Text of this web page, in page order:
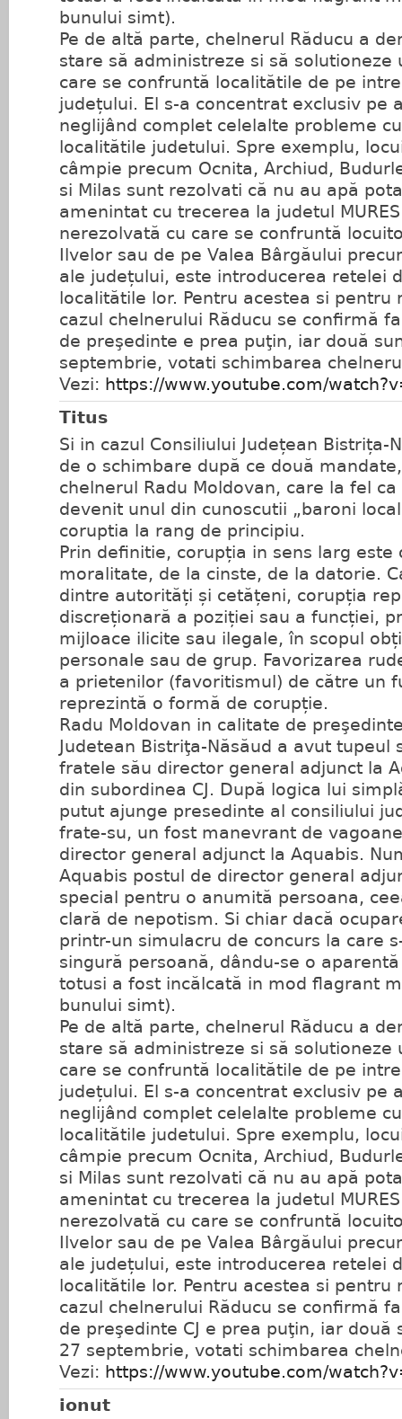
bunului simt).
Pe de altă parte, chelnerul Răducu a
stare să administreze si să solutioneze
care se confruntă localitătile de pe
județului. El s-a concentrat exclusiv pe
neglijând complet celelalte probleme
localitătile judetului. Spre exemplu,
câmpie precum Ocnita, Archiud,
si Milas sunt rezolvati că nu au apă
amenintat cu trecerea la judetul
nerezolvată cu care se confruntă
Ilvelor sau de pe Valea Bârgăului
ale județului, este introducerea retelei
localitătile lor. Pentru acestea si pentru
cazul chelnerului Răducu se confirmă
de preşedinte e prea puţin, iar două
septembrie, votati schimbarea
Vezi: https://www.youtube.com/
Titus
Si in cazul Consiliului Județean Bistrița-
de o schimbare după ce două
chelnerul Radu Moldovan, care la fel ca
devenit unul din cunoscutii „baroni
coruptia la rang de principiu.
Prin definitie, corupția in sens larg este
moralitate, de la cinste, de la datorie.
dintre autorități și cetățeni, corupția
discreționară a poziției sau a funcției,
mijloace ilicite sau ilegale, în scopul
personale sau de grup. Favorizarea
a prietenilor (favoritismul) de către un
reprezintă o formă de corupție.
Radu Moldovan in calitate de
Judetean Bistriţa-Năsăud a avut tupeul
fratele său director general adjunct la
din subordinea CJ. După logica lui
putut ajunge presedinte al consiliului
frate-su, un fost manevrant de
director general adjunct la Aquabis.
Aquabis postul de director general
special pentru o anumită persoana,
clară de nepotism. Si chiar dacă
printr-un simulacru de concurs la care
singură persoană, dându-se o
totusi a fost incălcată in mod flagrant
bunului simt).
Pe de altă parte, chelnerul Răducu a
stare să administreze si să solutioneze
care se confruntă localitătile de pe
județului. El s-a concentrat exclusiv pe
neglijând complet celelalte probleme
localitătile judetului. Spre exemplu,
câmpie precum Ocnita, Archiud,
si Milas sunt rezolvati că nu au apă
amenintat cu trecerea la judetul
nerezolvată cu care se confruntă
Ilvelor sau de pe Valea Bârgăului
ale județului, este introducerea retelei
localitătile lor. Pentru acestea si pentru
cazul chelnerului Răducu se confirmă
de preşedinte CJ e prea puţin, iar două
27 septembrie, votati schimbarea
Vezi: https://www.youtube.com/
ionut